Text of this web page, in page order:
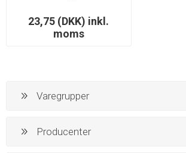
23,75 (DKK) inkl.
moms
Varegrupper
Producenter